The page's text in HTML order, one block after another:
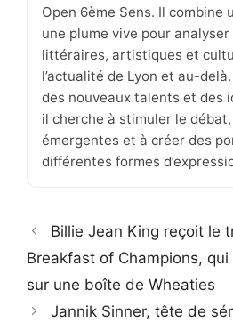
Open 6ème Sens. Il combine
une plume vive pour
littéraires, artistiques et
l’actualité de Lyon et au-
des nouveaux talents et des
il cherche à stimuler le
émergentes et à créer des
différentes formes
Billie Jean King reçoit le
Breakfast of Champions,
sur une boîte de Wheaties
Jannik Sinner, tête de